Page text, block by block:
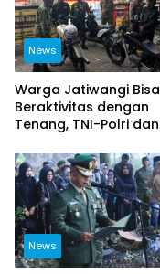
News
Warga Jatiwangi Bisa
Beraktivitas dengan
Tenang, TNI-Polri dan
Patroli
News